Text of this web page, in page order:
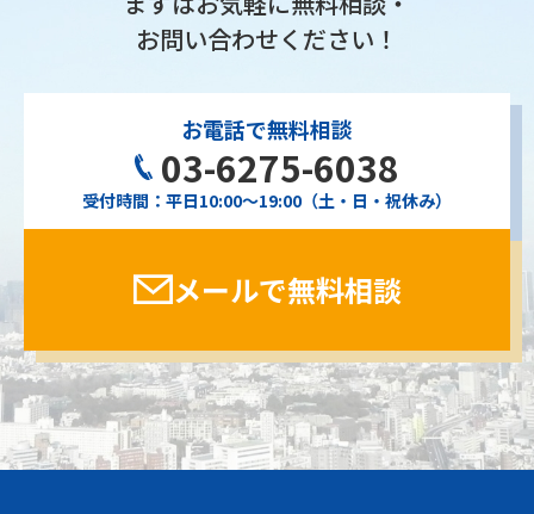
お問い合わせください！
お電話で無料相談
03-6275-6038
受付時間：平日10:00〜19:00（土・日・祝休み）
メールで無料相談